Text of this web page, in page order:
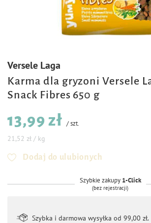
Versele Laga
Karma dla gryzoni Versele
Snack Fibres 650 g
13,99 zł /szt.
21,52 zł / kg
Dodaj do ulubionych
Szybkie zakupy 1-Click
(bez rejestracji)
Szybka i darmowa wysyłka od 99,00 zł.